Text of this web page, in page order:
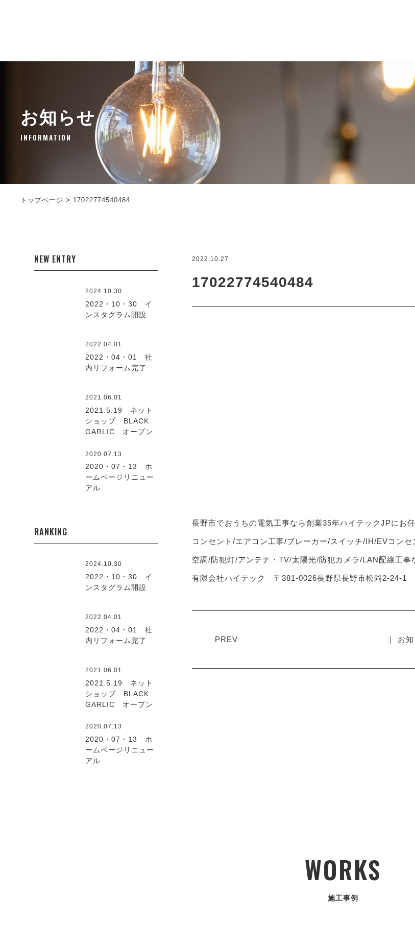
お知らせ
INFORMATION
トップページ > 17022774540484
2022.10.27
17022774540484
長野市でおうちの電気工事なら創業35年ハイテックJPにお任
コンセント/エアコン工事/ブレーカー/スイッチ/IH/EVコン
空調/防犯灯/アンテナ・TV/太陽光/防犯カメラ/LAN配線工事
有限会社ハイテック 〒381-0026長野県長野市松岡2-24-1
PREV ｜ お
NEW ENTRY
2024.10.30
2022・10・30 イ
ンスタグラム開設
2022.04.01
2022・04・01 社
内リフォーム完了
2021.06.01
2021.5.19 ネット
ショップ BLACK
GARLIC オープン
2020.07.13
2020・07・13 ホ
ームページリニュー
アル
RANKING
2024.10.30
2022・10・30 イ
ンスタグラム開設
2022.04.01
2022・04・01 社
内リフォーム完了
2021.06.01
2021.5.19 ネット
ショップ BLACK
GARLIC オープン
2020.07.13
2020・07・13 ホ
ームページリニュー
アル
WORKS
施工事例